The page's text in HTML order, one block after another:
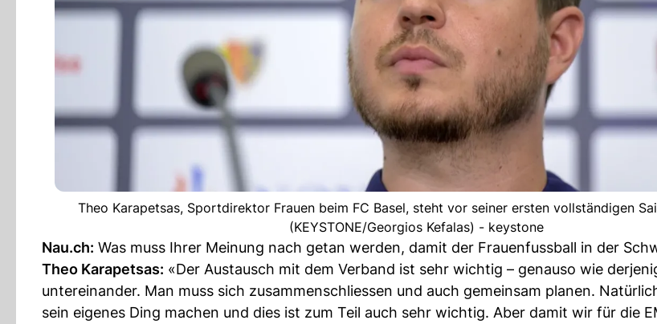
Theo Karapetsas, Sportdirektor Frauen beim FC Basel, steht vor seiner ersten vollständigen
(KEYSTONE/Georgios Kefalas) - keystone
Nau.ch: Was muss Ihrer Meinung nach getan werden, damit der Frauenfussball in der
Theo Karapetsas: «Der Austausch mit dem Verband ist sehr wichtig – genauso wie
untereinander. Man muss sich zusammenschliessen und auch gemeinsam planen.
sein eigenes Ding machen und dies ist zum Teil auch sehr wichtig. Aber damit wir für die